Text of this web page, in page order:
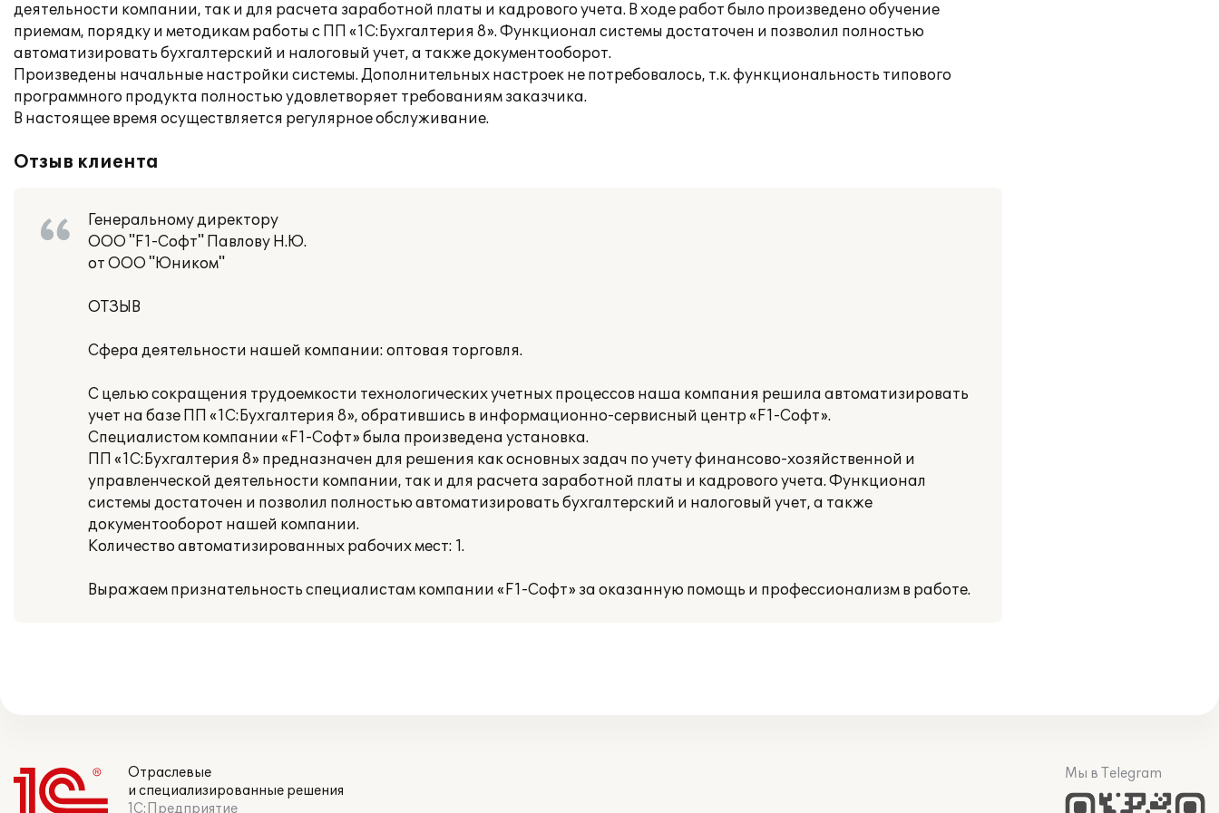
деятельности компании, так и для расчета заработной платы и кадрового учета. В ходе работ было произведено обучение
приемам, порядку и методикам работы с ПП «1С:Бухгалтерия 8». Функционал системы достаточен и позволил полностью
автоматизировать бухгалтерский и налоговый учет, а также документооборот.
Произведены начальные настройки системы. Дополнительных настроек не потребовалось, т.к. функциональность типового
программного продукта полностью удовлетворяет требованиям заказчика.
В настоящее время осуществляется регулярное обслуживание.
Отзыв клиента
Генеральному директору
ООО "F1-Софт" Павлову Н.Ю.
от ООО "Юником"
ОТЗЫВ
Сфера деятельности нашей компании: оптовая торговля.
С целью сокращения трудоемкости технологических учетных процессов наша компания решила автоматизировать
учет на базе ПП «1С:Бухгалтерия 8», обратившись в информационно-сервисный центр «F1-Софт».
Специалистом компании «F1-Софт» была произведена установка.
ПП «1С:Бухгалтерия 8» предназначен для решения как основных задач по учету финансово-хозяйственной и
управленческой деятельности компании, так и для расчета заработной платы и кадрового учета. Функционал
системы достаточен и позволил полностью автоматизировать бухгалтерский и налоговый учет, а также
документооборот нашей компании.
Количество автоматизированных рабочих мест: 1.
Выражаем признательность специалистам компании «F1-Софт» за оказанную помощь и профессионализм в работе.
Отраслевые
и специализированные решения
1С:Предприятие
Мы в Telegram